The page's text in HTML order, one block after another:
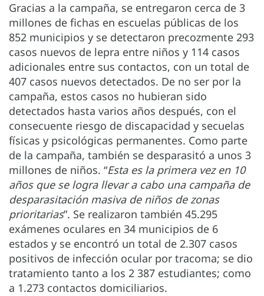
Gracias a la campaña, se entregaron cerca de 3
millones de fichas en escuelas públicas de los
852 municipios y se detectaron precozmente 293
casos nuevos de lepra entre niños y 114 casos
adicionales entre sus contactos, con un total de
407 casos nuevos detectados. De no ser por la
campaña, estos casos no hubieran sido
detectados hasta varios años después, con el
consecuente riesgo de discapacidad y secuelas
físicas y psicológicas permanentes. Como parte
de la campaña, también se desparasitó a unos 3
millones de niños. “Esta es la primera vez en 10
años que se logra llevar a cabo una campaña de
desparasitación masiva de niños de zonas
prioritarias”. Se realizaron también 45.295
exámenes oculares en 34 municipios de 6
estados y se encontró un total de 2.307 casos
positivos de infección ocular por tracoma; se dio
tratamiento tanto a los 2 387 estudiantes; como
a 1.273 contactos domiciliarios.